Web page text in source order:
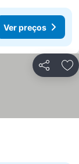
Ver preços
Partilhar